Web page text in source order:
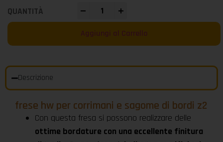
Aggiungi al Carrello
Descrizione
frese hw per corrimani e sagome di bordi z2
Con questa fresa si possono realizzare delle
ottime bordature con una eccellente finitura